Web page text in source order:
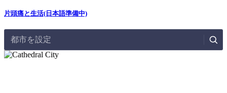
片頭痛と生活(日本語準備中)
都市を設定